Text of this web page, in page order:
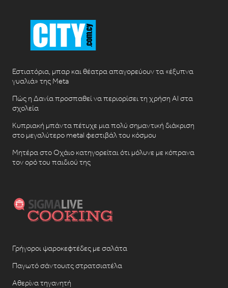
Εστιατόρια, μπαρ και θέατρα απαγορεύουν τα «έξυπνα
γυαλιά» της Meta
Πώς η Δανία προσπαθεί να περιορίσει τη χρήση AI στα
σχολεία
Κυπριακή μπάντα πέτυχε μια πολύ σημαντική διάκριση
στο μεγαλύτερο metal φεστιβάλ του κόσμου
Μητέρα στο Οχάιο κατηγορείται ότι μόλυνε με κόπρανα
τον ορό του παιδιού της
Γρήγοροι ψαροκεφτέδες με σαλάτα
Παγωτό σάντουιτς στρατσιατέλα
Αθερίνα τηγανητή